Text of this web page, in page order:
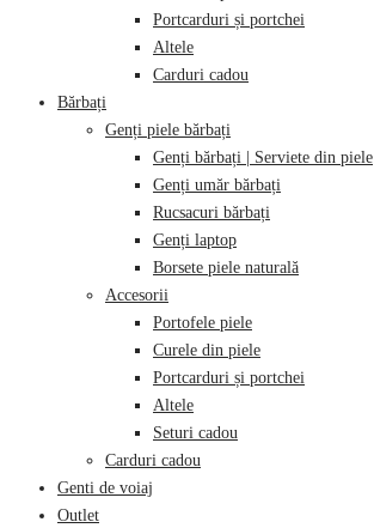
Portcarduri și portchei
Altele
Carduri cadou
Bărbați
Genți piele bărbați
Genți bărbați | Serviete din piele
Genți umăr bărbați
Rucsacuri bărbați
Genți laptop
Borsete piele naturală
Accesorii
Portofele piele
Curele din piele
Portcarduri și portchei
Altele
Seturi cadou
Carduri cadou
Genti de voiaj
Outlet